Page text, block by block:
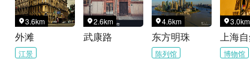
3.6km
外滩
江景
2.6km
武康路
4.6km
东方明珠
陈列馆
3.0km
博物馆